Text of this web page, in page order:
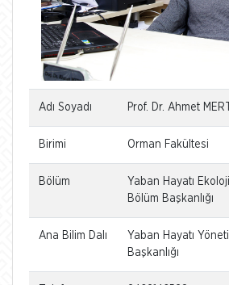
Adı Soyadı Prof. Dr. Ahmet MERT
Birimi Orman Fakültesi
Bölüm
Yaban Hayatı
Bölüm Başkanlığı
Ana Bilim Dalı
Yaban Hayatı
Başkanlığı